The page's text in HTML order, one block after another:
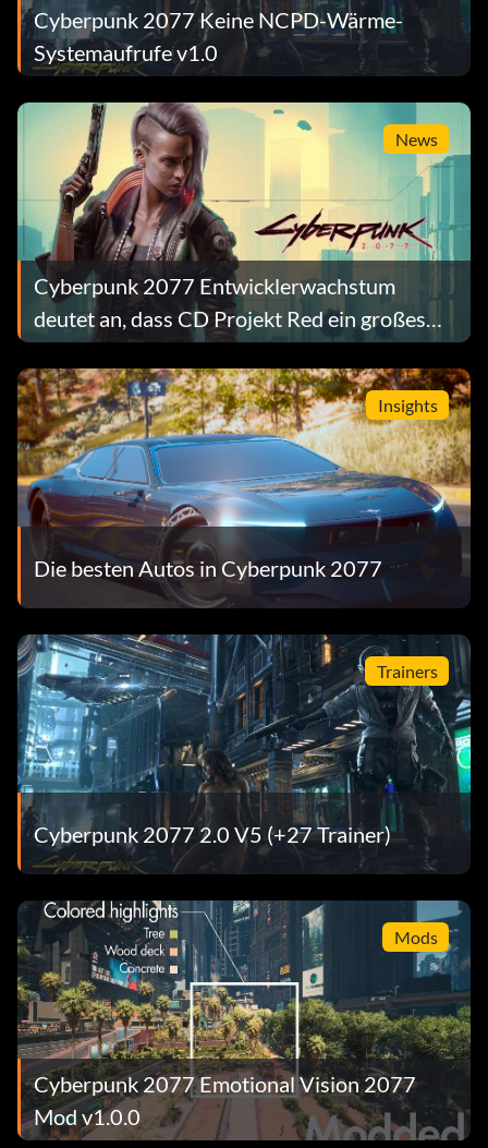
Cyberpunk 2077 Keine NCPD-Wärme-
Systemaufrufe v1.0
News
Cyberpunk 2077 Entwicklerwachstum
deutet an, dass CD Projekt Red ein großes
Sequel vorbereitet
Insights
Die besten Autos in Cyberpunk 2077
Trainers
Cyberpunk 2077 2.0 V5 (+27 Trainer)
Mods
Cyberpunk 2077 Emotional Vision 2077
Mod v1.0.0